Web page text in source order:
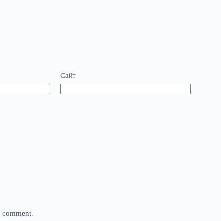
Сайт
comment.